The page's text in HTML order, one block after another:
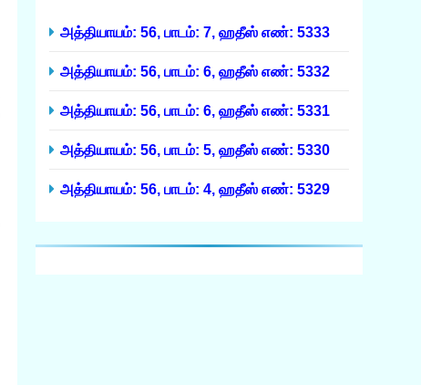
அத்தியாயம்: 56, பாடம்: 7, ஹதீஸ் எண்: 5333
அத்தியாயம்: 56, பாடம்: 6, ஹதீஸ் எண்: 5332
அத்தியாயம்: 56, பாடம்: 6, ஹதீஸ் எண்: 5331
அத்தியாயம்: 56, பாடம்: 5, ஹதீஸ் எண்: 5330
அத்தியாயம்: 56, பாடம்: 4, ஹதீஸ் எண்: 5329